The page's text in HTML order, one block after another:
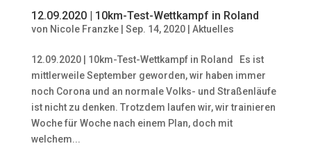
12.09.2020 | 10km-Test-Wettkampf in Roland
von Nicole Franzke| Sep. 14, 2020| Aktuelles
12.09.2020 | 10km-Test-Wettkampf in Roland Es ist
mittlerweile September geworden, wir haben immer
noch Corona und an normale Volks- und Straßenläufe
ist nicht zu denken. Trotzdem laufen wir, wir trainieren
Woche für Woche nach einem Plan, doch mit
welchem...